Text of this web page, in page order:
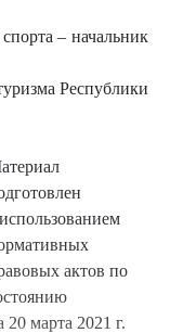
– начальник
Республики
актов по
20 марта 2021 г.